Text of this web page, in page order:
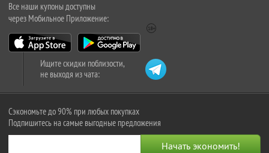
Все наши купоны доступны
через Мобильное Приложение:
Ищите скидки поблизости,
не выходя из чата:
Сэкономьте до 90% при любых покупках
Подпишитесь на самые выгодные предложения